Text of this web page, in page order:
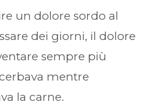
un dolore sordo al
dei giorni, il dolore
sempre più
mentre
la carne.